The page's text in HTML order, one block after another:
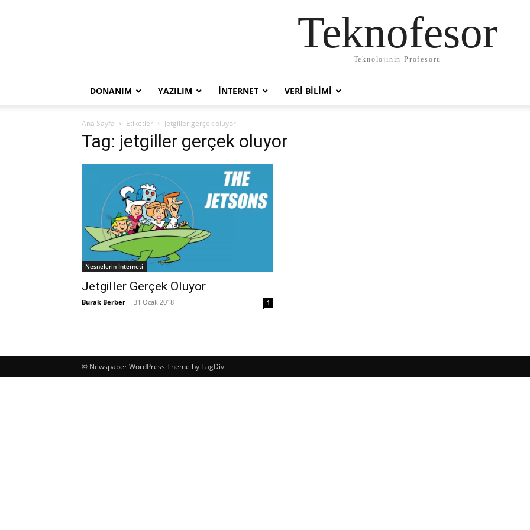
Teknofesor
Teknolojinin Profesörü
DONANIM YAZILIM İNTERNET VERI BILIMI
Ana Sayfa Etiketler Jetgiller gerçek oluyor
Tag: jetgiller gerçek oluyor
Nesnelerin İnterneti
Jetgiller Gerçek Oluyor
Burak Berber - 31 Ocak 2018 1
© Newspaper WordPress Theme by TagDiv